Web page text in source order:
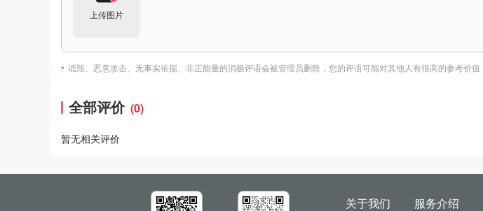
上传图片
* 诋毁、恶意攻击、无事实依据、非正能量的消极评语会被管理员删除，您的评语可能对其他人有很高的参考价值
全部评价 (0)
暂无相关评价
关于我们 服务介绍